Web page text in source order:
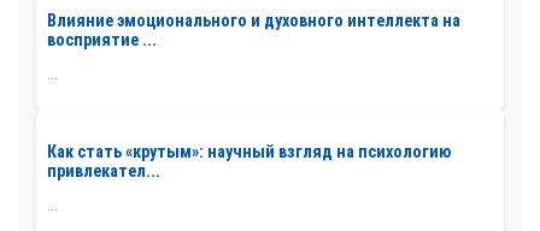
Влияние эмоционального и духовного интеллекта на
восприятие ...
Как стать «крутым»: научный взгляд на психологию
привлекател...
...